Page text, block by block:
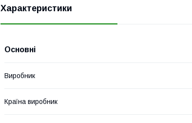
Характеристики
Основні
Виробник
Країна виробник